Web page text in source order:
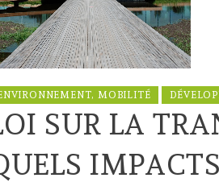
MOBILITÉ
SUR LA